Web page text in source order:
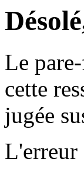
Le
cette
jugée
L'erreur